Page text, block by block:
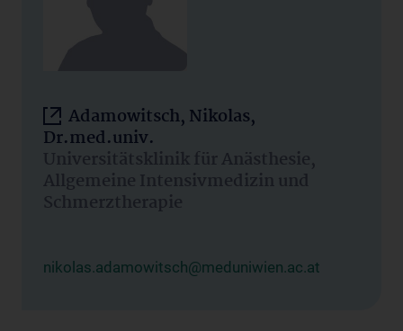
Adamowitsch, Nikolas,
Dr.med.univ.
Universitätsklinik für Anästhesie,
Allgemeine Intensivmedizin und
Schmerztherapie
nikolas.adamowitsch@meduniwien.ac.at